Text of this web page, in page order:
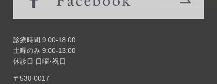
診療時間 9:00-18:00
土曜のみ 9:00-13:00
休診日 日曜･祝日
〒530-0017